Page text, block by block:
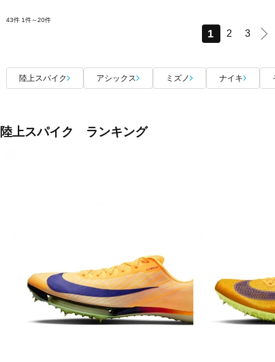
43件 1件～20件
1 2 3
陸上スパイク アシックス ミズノ ナイキ
陸上スパイク ランキング